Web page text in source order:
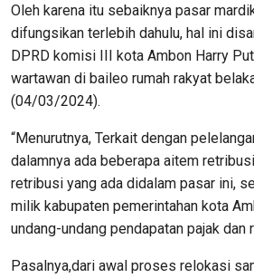
Oleh karena itu sebaiknya pasar
difungsikan terlebih dahulu, hal ini
DPRD komisi III kota Ambon Harry
wartawan di baileo rumah rakyat
(04/03/2024).
“Menurutnya, Terkait dengan
dalamnya ada beberapa aitem
retribusi yang ada didalam pasar ini,
milik kabupaten pemerintahan kota
undang-undang pendapatan pajak dan
Pasalnya,dari awal proses relokasi